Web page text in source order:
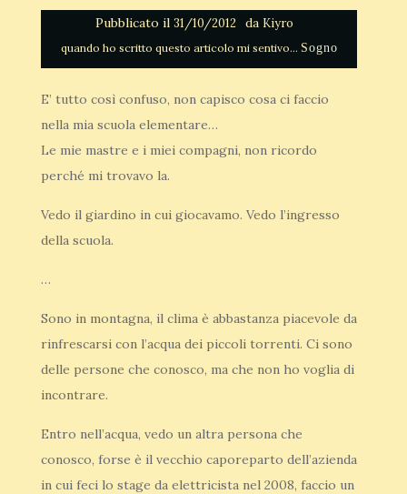
Pubblicato il 31/10/2012 da Kiyro
Sogno
E’ tutto così confuso, non capisco cosa ci faccio
nella mia scuola elementare…
Le mie mastre e i miei compagni, non ricordo
perché mi trovavo la.
Vedo il giardino in cui giocavamo. Vedo l’ingresso
della scuola.
…
Sono in montagna, il clima è abbastanza piacevole da
rinfrescarsi con l’acqua dei piccoli torrenti. Ci sono
delle persone che conosco, ma che non ho voglia di
incontrare.
Entro nell’acqua, vedo un altra persona che
conosco, forse è il vecchio caporeparto dell’azienda
in cui feci lo stage da elettricista nel 2008, faccio un